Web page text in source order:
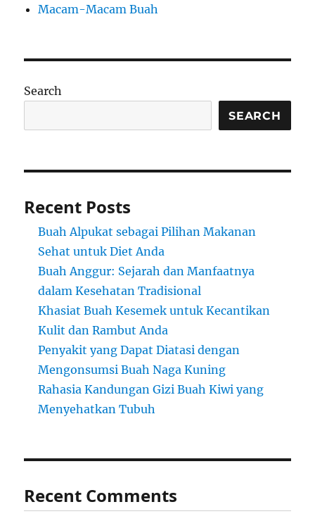
Macam-Macam Buah
Search
SEARCH
Recent Posts
Buah Alpukat sebagai Pilihan Makanan
Sehat untuk Diet Anda
Buah Anggur: Sejarah dan Manfaatnya
dalam Kesehatan Tradisional
Khasiat Buah Kesemek untuk Kecantikan
Kulit dan Rambut Anda
Penyakit yang Dapat Diatasi dengan
Mengonsumsi Buah Naga Kuning
Rahasia Kandungan Gizi Buah Kiwi yang
Menyehatkan Tubuh
Recent Comments